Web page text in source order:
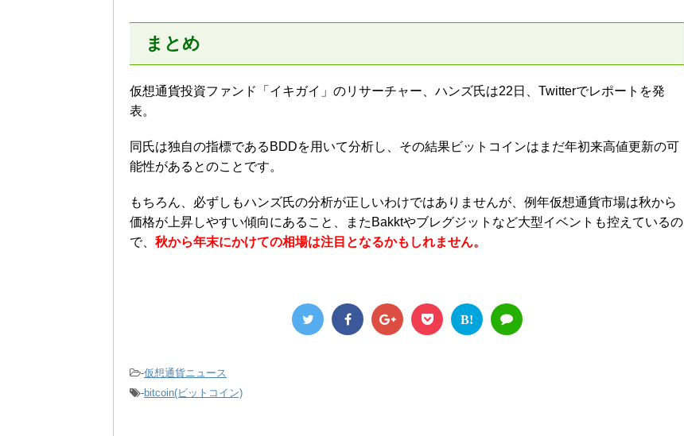
まとめ
仮想通貨投資ファンド「イキガイ」のリサーチャー、ハンズ氏は22日、Twitterでレポートを発
表。
同氏は独自の指標であるBDDを用いて分析し、その結果ビットコインはまだ年初来高値更新の可
能性があるとのことです。
もちろん、必ずしもハンズ氏の分析が正しいわけではありませんが、例年仮想通貨市場は秋から
価格が上昇しやすい傾向にあること、またBakktやブレグジットなど大型イベントも控えているの
で、 秋から年末にかけての相場は注目となるかもしれません。
B!
-仮想通貨ニュース
-bitcoin(ビットコイン)